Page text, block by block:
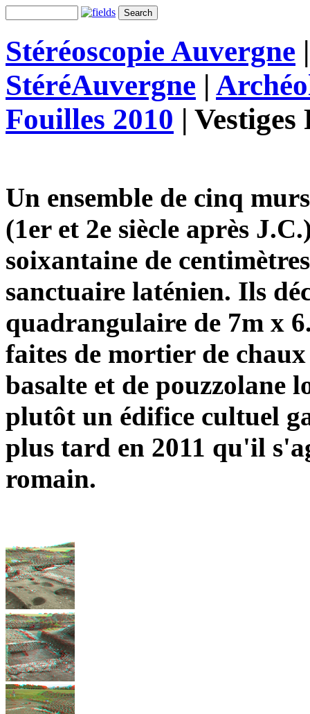
Stéréoscopie Auvergne
StéréAuvergne |
Fouilles 2010 | Vestiges
Un ensemble de cinq
(1er et 2e siècle après
soixantaine de
sanctuaire laténien. Ils
quadrangulaire de 7m x
faites de mortier de
basalte et de pouzzolane
plutôt un édifice cultuel
plus tard en 2011 qu'il
romain.